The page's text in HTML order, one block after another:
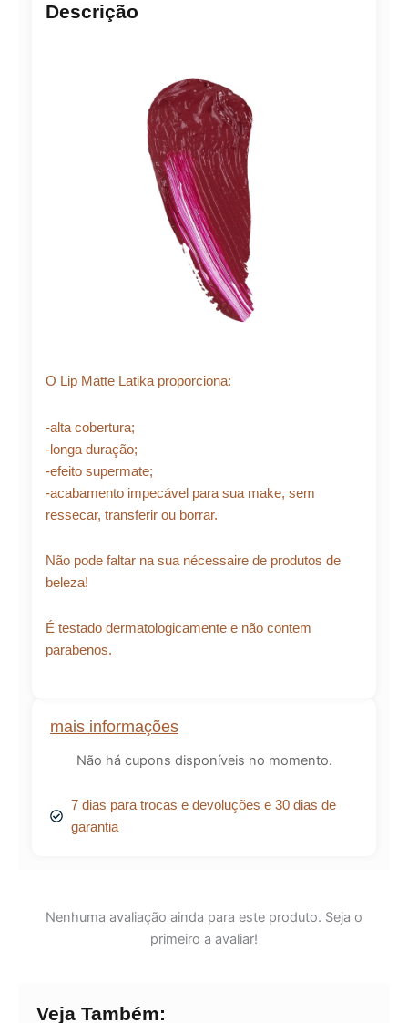
mais informações
Não há cupons disponíveis no momento.
7 dias para trocas e devoluções e 30 dias de
garantia
Lip
Descrição
O Lip Matte Latika proporciona:
-alta cobertura;
-longa duração;
-efeito supermate;
-acabamento impecável para sua make, sem
ressecar, transferir ou borrar.
Não pode faltar na sua nécessaire de produtos de
beleza!
É testado dermatologicamente e não contem
parabenos.
Nenhuma avaliação ainda para este produto. Seja o
primeiro a avaliar!
Veja Também: